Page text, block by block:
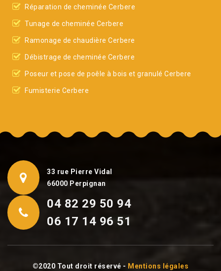
Réparation de cheminée Cerbere
Tunage de cheminée Cerbere
Ramonage de chaudière Cerbere
Débistrage de cheminée Cerbere
Poseur et pose de poêle à bois et granulé Cerbere
Fumisterie Cerbere
33 rue Pierre Vidal
66000 Perpignan
04 82 29 50 94
06 17 14 96 51
©2020 Tout droit réservé - Mentions légales